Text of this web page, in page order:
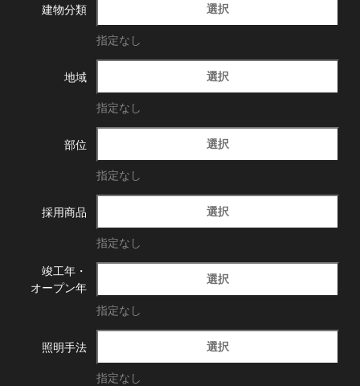
建物分類 選択
指定なし
地域 選択
指定なし
部位 選択
指定なし
採用商品 選択
指定なし
竣工年・
オープン年
選択
指定なし
照明手法 選択
指定なし